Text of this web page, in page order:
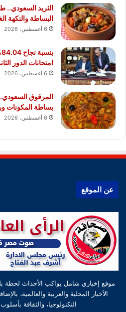
الثريد السعودي..
البساطة والنكهة
6 أغسطس، 2026
امتحانات الدور
6 أغسطس، 2026
المرقوق
بساطة المكونات
6 أغسطس، 2026
عن الموقع
موقع إخباري شامل يواكب الأحداث لحظة
الأخبار المحلية والعربية والعالمية،
التكنولوجيا، والثقافة